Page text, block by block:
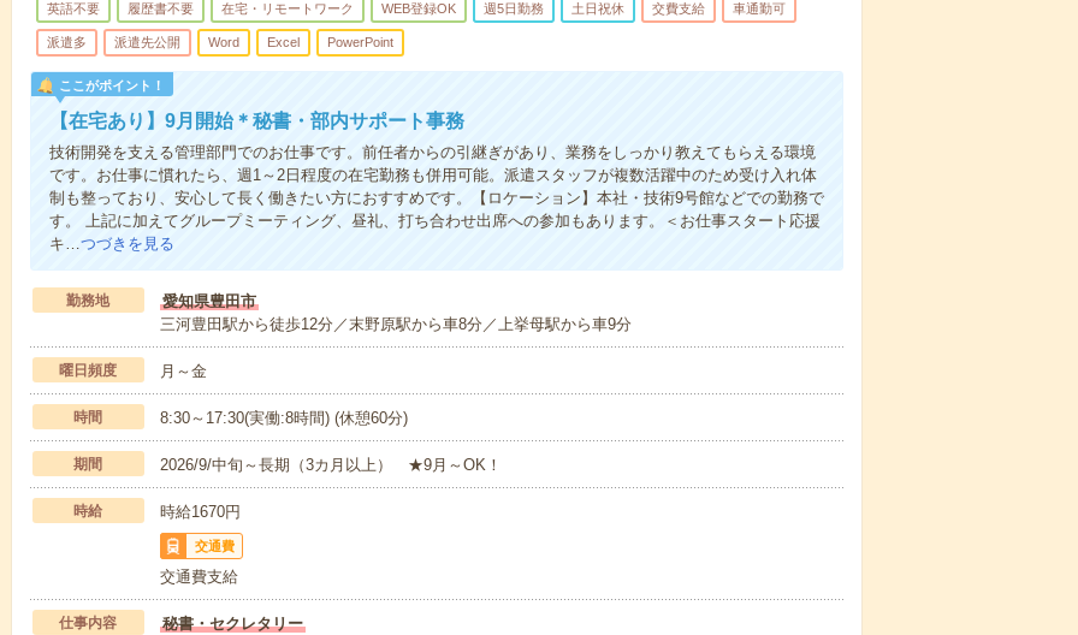
英語不要 履歴書不要 在宅・リモートワーク WEB登録OK 週5日勤務 土日祝休 交費支給 車通勤可
派遣多 派遣先公開 Word Excel PowerPoint
ここがポイント！
【在宅あり】9月開始＊秘書・部内サポート事務
技術開発を支える管理部門でのお仕事です。前任者からの引継ぎがあり、業務をしっかり教えてもらえる環境
です。お仕事に慣れたら、週1～2日程度の在宅勤務も併用可能。派遣スタッフが複数活躍中のため受け入れ体
制も整っており、安心して長く働きたい方におすすめです。【ロケーション】本社・技術9号館などでの勤務で
す。 上記に加えてグループミーティング、昼礼、打ち合わせ出席への参加もあります。＜お仕事スタート応援
キ…つづきを見る
勤務地
愛知県豊田市
三河豊田駅から徒歩12分／末野原駅から車8分／上挙母駅から車9分
曜日頻度 月～金
時間 8:30～17:30(実働:8時間) (休憩60分)
期間 2026/9/中旬～長期（3カ月以上） ★9月～OK！
時給 時給1670円
交通費
交通費支給
仕事内容
秘書・セクレタリー